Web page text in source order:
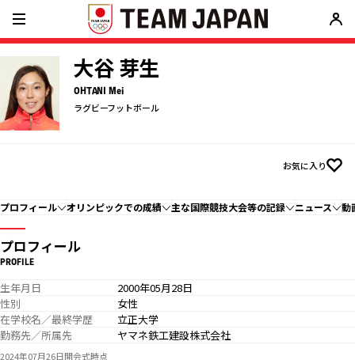
大谷 芽生
OHTANI Mei
ラグビーフットボール
お気に入り
プロフィール オリンピックでの成績 主な国際競技大会等の記録 ニュース 動
プロフィール
PROFILE
生年月日
2000年05月28日
性別
女性
在学校名／最終学歴
立正大学
勤務先／所属先
ヤマネ鉄工建設株式会社
2024年07月26日開会式時点